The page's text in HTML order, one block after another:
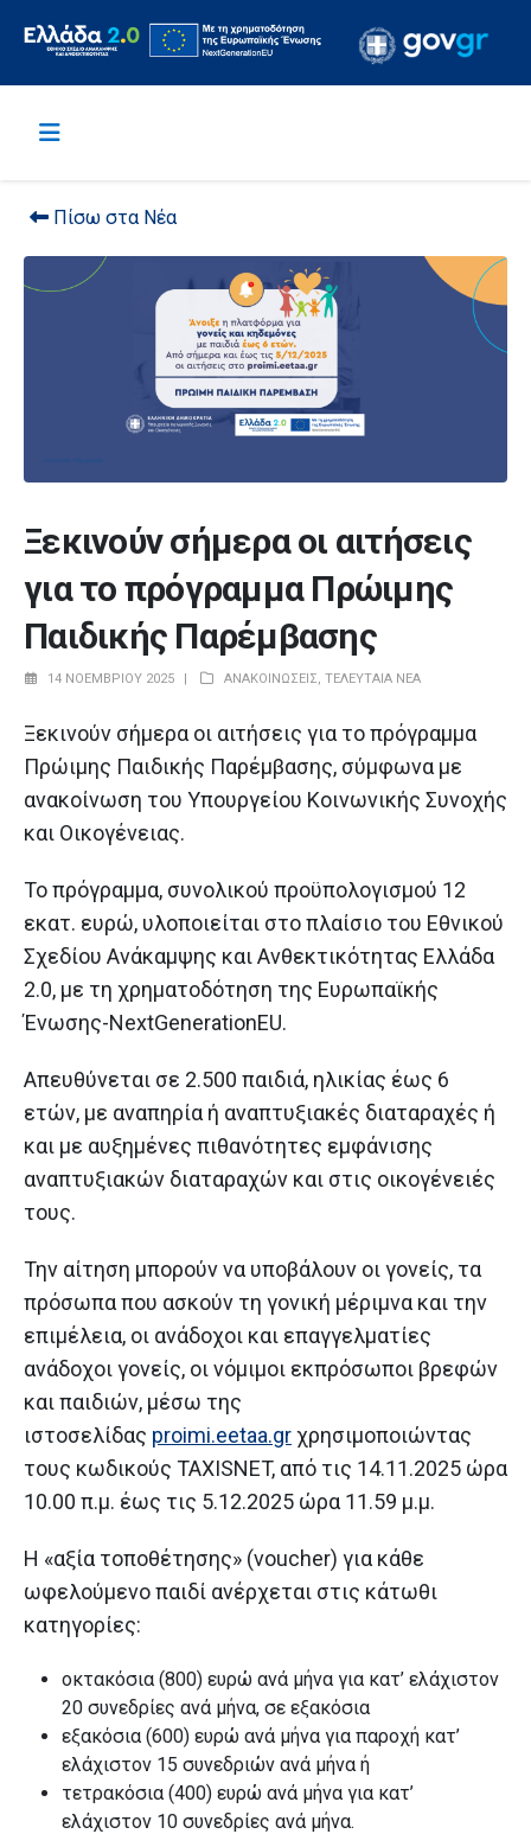
Πίσω στα Νέα
Ξεκινούν σήμερα οι αιτήσεις
για το πρόγραμμα Πρώιμης
Παιδικής Παρέμβασης
14 ΝΟΕΜΒΡΊΟΥ 2025 ΑΝΑΚΟΙΝΏΣΕΙΣ, ΤΕΛΕΥΤΑΊΑ ΝΈΑ
Ξεκινούν σήμερα οι αιτήσεις για το πρόγραμμα
Πρώιμης Παιδικής Παρέμβασης, σύμφωνα με
ανακοίνωση του Υπουργείου Κοινωνικής Συνοχής
και Οικογένειας.
Το πρόγραμμα, συνολικού προϋπολογισμού 12
εκατ. ευρώ, υλοποιείται στο πλαίσιο του Εθνικού
Σχεδίου Ανάκαμψης και Ανθεκτικότητας Ελλάδα
2.0, με τη χρηματοδότηση της Ευρωπαϊκής
Ένωσης-NextGenerationEU.
Απευθύνεται σε 2.500 παιδιά, ηλικίας έως 6
ετών, με αναπηρία ή αναπτυξιακές διαταραχές ή
και με αυξημένες πιθανότητες εμφάνισης
αναπτυξιακών διαταραχών και στις οικογένειές
τους.
Την αίτηση μπορούν να υποβάλουν οι γονείς, τα
πρόσωπα που ασκούν τη γονική μέριμνα και την
επιμέλεια, οι ανάδοχοι και επαγγελματίες
ανάδοχοι γονείς, οι νόμιμοι εκπρόσωποι βρεφών
και παιδιών, μέσω της
ιστοσελίδας proimi.eetaa.grχρησιμοποιώντας
τους κωδικούς TAXISNET, από τις 14.11.2025 ώρα
10.00 π.μ. έως τις 5.12.2025 ώρα 11.59 μ.μ.
Η «αξία τοποθέτησης» (voucher) για κάθε
ωφελούμενο παιδί ανέρχεται στις κάτωθι
κατηγορίες:
οκτακόσια (800) ευρώ ανά μήνα για κατ’ ελάχιστον
20 συνεδρίες ανά μήνα, σε εξακόσια
εξακόσια (600) ευρώ ανά μήνα για παροχή κατ’
ελάχιστον 15 συνεδριών ανά μήνα ή
τετρακόσια (400) ευρώ ανά μήνα για κατ’
ελάχιστον 10 συνεδρίες ανά μήνα.